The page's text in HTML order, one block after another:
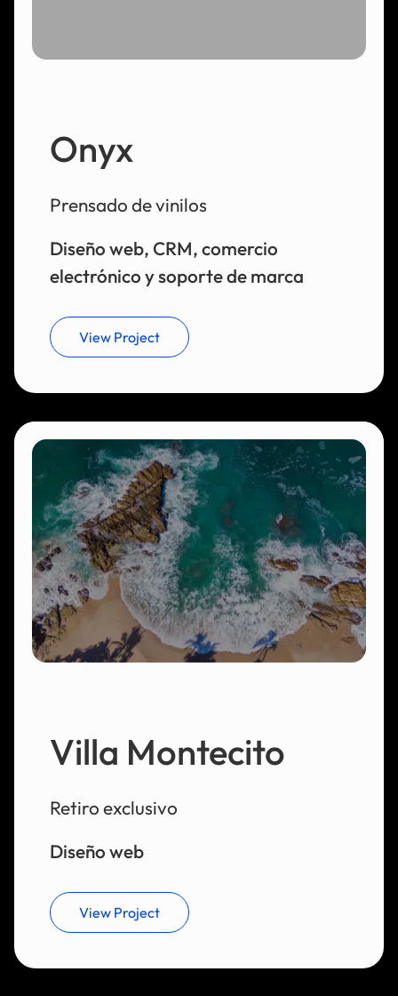
Onyx
Prensado de vinilos
Diseño web, CRM, comercio
electrónico y soporte de marca
View Project
Villa Montecito
Retiro exclusivo
Diseño web
View Project